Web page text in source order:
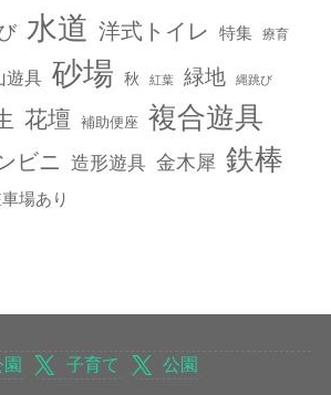
水道 洋式トイレ 特集 療育
遊具 砂場 秋 紅葉 緑地 縄跳び
花壇 補助便座 複合遊具
ビニ 造形遊具 金木犀 鉄棒
場あり
子育て 公園